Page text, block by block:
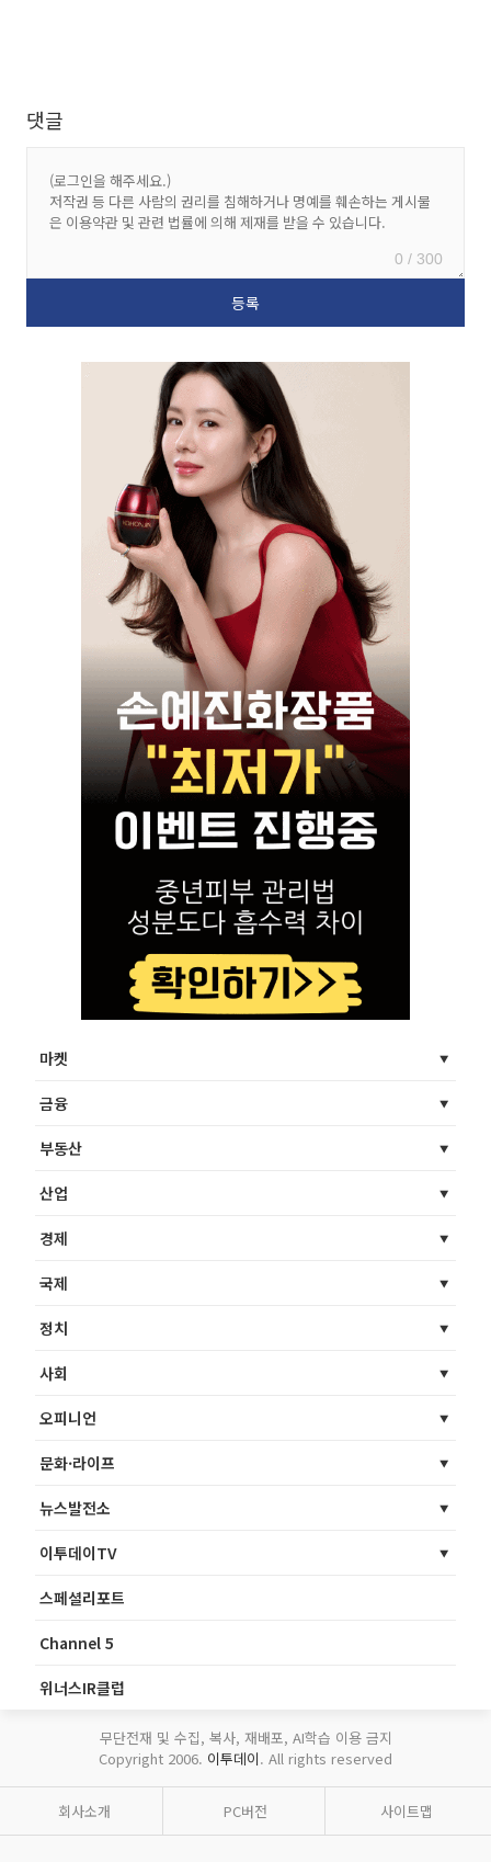
댓글
0 / 300
마켓
금융
부동산
산업
경제
국제
정치
사회
오피니언
문화·라이프
뉴스발전소
이투데이TV
스페셜리포트
Channel 5
위너스IR클럽
무단전재 및 수집, 복사, 재배포, AI학습 이용 금지
Copyright 2006. 이투데이. All rights reserved
회사소개 PC버전 사이트맵